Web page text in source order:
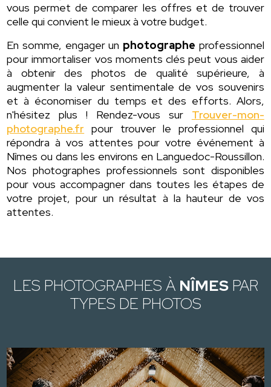
vous permet de comparer les offres et de trouver
celle qui convient le mieux à votre budget.
En somme, engager un photographe professionnel
pour immortaliser vos moments clés peut vous aider
à obtenir des photos de qualité supérieure, à
augmenter la valeur sentimentale de vos souvenirs
et à économiser du temps et des efforts. Alors,
n'hésitez plus ! Rendez-vous sur Trouver-mon-
photographe.fr pour trouver le professionnel qui
répondra à vos attentes pour votre événement à
Nîmes ou dans les environs en Languedoc-Roussillon.
Nos photographes professionnels sont disponibles
pour vous accompagner dans toutes les étapes de
votre projet, pour un résultat à la hauteur de vos
attentes.
LES PHOTOGRAPHES À NÎMESPAR
TYPES DE PHOTOS